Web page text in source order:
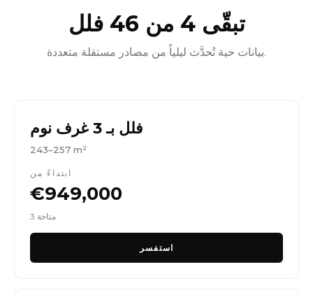
تبقّى 4 من 46 فلل
بيانات حية تُحدَّث ليلياً من مصادر مستقلة متعددة.
فلل بـ 3 غرف نوم
243–257 m²
ابتداءً من
€949,000
3 متاحة
استفسر